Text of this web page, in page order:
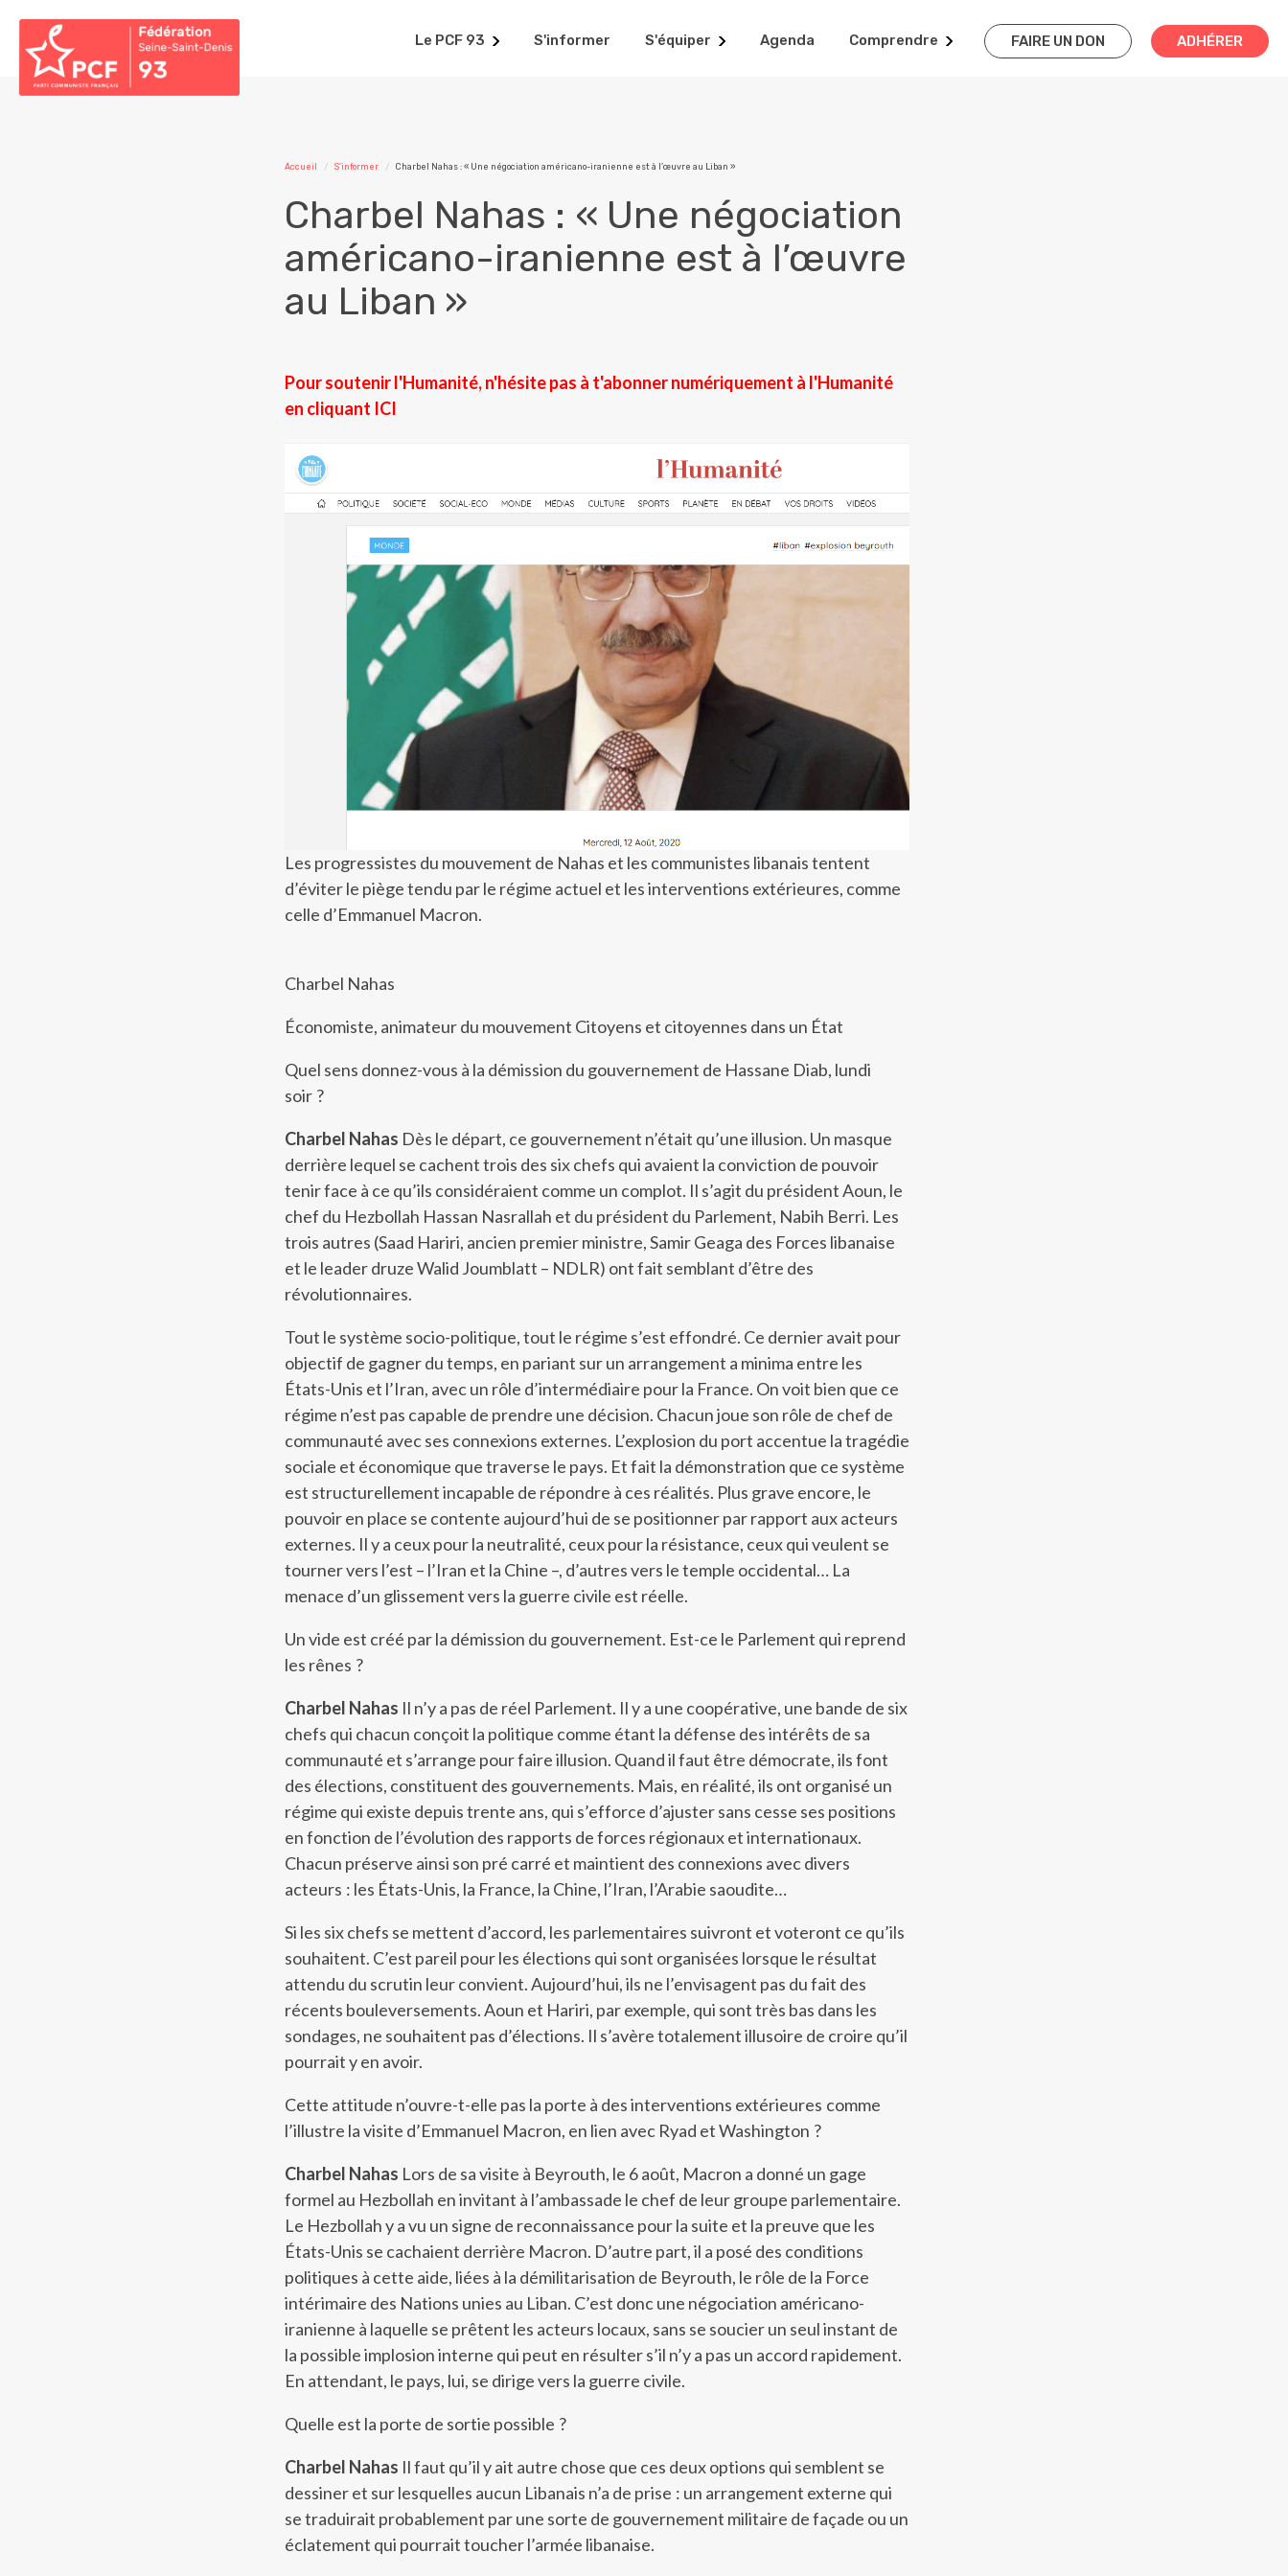
FAIRE UN DON ADHÉRER
Le PCF 93 S'informer S'équiper Agenda Comprendre
Accueil S'informer Charbel Nahas : « Une négociation américano-iranienne est à l’œuvre au Liban »
Charbel Nahas : « Une négociation
américano-iranienne est à l’œuvre
au Liban »
Pour soutenir l'Humanité, n'hésite pas à t'abonner numériquement à l'Humanité
en cliquant ICI
Les progressistes du mouvement de Nahas et les communistes libanais tentent
d’éviter le piège tendu par le régime actuel et les interventions extérieures, comme
celle d’Emmanuel Macron.
Charbel Nahas
Économiste, animateur du mouvement Citoyens et citoyennes dans un État
Quel sens donnez-vous à la démission du gouvernement de Hassane Diab, lundi
soir ?
Charbel Nahas Dès le départ, ce gouvernement n’était qu’une illusion. Un masque
derrière lequel se cachent trois des six chefs qui avaient la conviction de pouvoir
tenir face à ce qu’ils considéraient comme un complot. Il s’agit du président Aoun, le
chef du Hezbollah Hassan Nasrallah et du président du Parlement, Nabih Berri. Les
trois autres (Saad Hariri, ancien premier ministre, Samir Geaga des Forces libanaise
et le leader druze Walid Joumblatt – NDLR) ont fait semblant d’être des
révolutionnaires.
Tout le système socio-politique, tout le régime s’est effondré. Ce dernier avait pour
objectif de gagner du temps, en pariant sur un arrangement a minima entre les
États-Unis et l’Iran, avec un rôle d’intermédiaire pour la France. On voit bien que ce
régime n’est pas capable de prendre une décision. Chacun joue son rôle de chef de
communauté avec ses connexions externes. L’explosion du port accentue la tragédie
sociale et économique que traverse le pays. Et fait la démonstration que ce système
est structurellement incapable de répondre à ces réalités. Plus grave encore, le
pouvoir en place se contente aujourd’hui de se positionner par rapport aux acteurs
externes. Il y a ceux pour la neutralité, ceux pour la résistance, ceux qui veulent se
tourner vers l’est – l’Iran et la Chine –, d’autres vers le temple occidental… La
menace d’un glissement vers la guerre civile est réelle.
Un vide est créé par la démission du gouvernement. Est-ce le Parlement qui reprend
les rênes ?
Charbel Nahas Il n’y a pas de réel Parlement. Il y a une coopérative, une bande de six
chefs qui chacun conçoit la politique comme étant la défense des intérêts de sa
communauté et s’arrange pour faire illusion. Quand il faut être démocrate, ils font
des élections, constituent des gouvernements. Mais, en réalité, ils ont organisé un
régime qui existe depuis trente ans, qui s’efforce d’ajuster sans cesse ses positions
en fonction de l’évolution des rapports de forces régionaux et internationaux.
Chacun préserve ainsi son pré carré et maintient des connexions avec divers
acteurs : les États-Unis, la France, la Chine, l’Iran, l’Arabie saoudite…
Si les six chefs se mettent d’accord, les parlementaires suivront et voteront ce qu’ils
souhaitent. C’est pareil pour les élections qui sont organisées lorsque le résultat
attendu du scrutin leur convient. Aujourd’hui, ils ne l’envisagent pas du fait des
récents bouleversements. Aoun et Hariri, par exemple, qui sont très bas dans les
sondages, ne souhaitent pas d’élections. Il s’avère totalement illusoire de croire qu’il
pourrait y en avoir.
Cette attitude n’ouvre-t-elle pas la porte à des interventions extérieures comme
l’illustre la visite d’Emmanuel Macron, en lien avec Ryad et Washington ?
Charbel Nahas Lors de sa visite à Beyrouth, le 6 août, Macron a donné un gage
formel au Hezbollah en invitant à l’ambassade le chef de leur groupe parlementaire.
Le Hezbollah y a vu un signe de reconnaissance pour la suite et la preuve que les
États-Unis se cachaient derrière Macron. D’autre part, il a posé des conditions
politiques à cette aide, liées à la démilitarisation de Beyrouth, le rôle de la Force
intérimaire des Nations unies au Liban. C’est donc une négociation américano-
iranienne à laquelle se prêtent les acteurs locaux, sans se soucier un seul instant de
la possible implosion interne qui peut en résulter s’il n’y a pas un accord rapidement.
En attendant, le pays, lui, se dirige vers la guerre civile.
Quelle est la porte de sortie possible ?
Charbel Nahas Il faut qu’il y ait autre chose que ces deux options qui semblent se
dessiner et sur lesquelles aucun Libanais n’a de prise : un arrangement externe qui
se traduirait probablement par une sorte de gouvernement militaire de façade ou un
éclatement qui pourrait toucher l’armée libanaise.